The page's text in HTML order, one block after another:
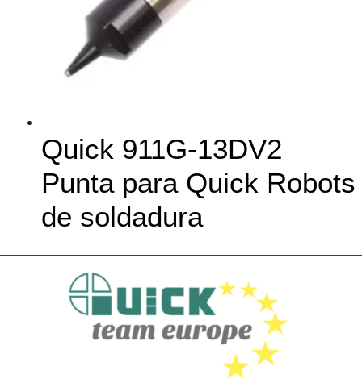
Quick 911G-13DV2
Punta para Quick Robots
de soldadura